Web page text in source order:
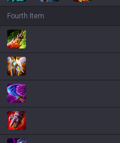
Fourth Item